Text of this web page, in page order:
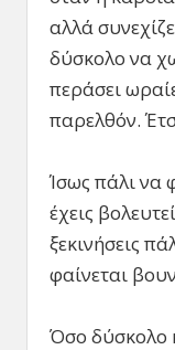
αλλά
δύσκολο να
περάσει
παρελθόν.
Ίσως πάλι να
έχεις
ξεκινήσεις
φαίνεται
Όσο δύσκολο